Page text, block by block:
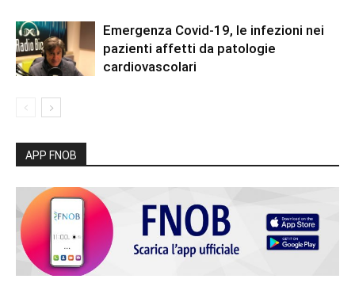
Emergenza Covid-19, le infezioni nei
pazienti affetti da patologie
cardiovascolari
APP FNOB